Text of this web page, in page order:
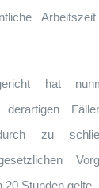
hat
zu